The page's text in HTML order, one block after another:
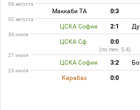
06 августа
Маккаби ТА 0:3
02 августа
ЦСКА София 2:1
30 июля
ЦСКА Сф 0:0
(по пен. 5:4)
27 июля
ЦСКА София 3:2
23 июля
Карабах 0:0